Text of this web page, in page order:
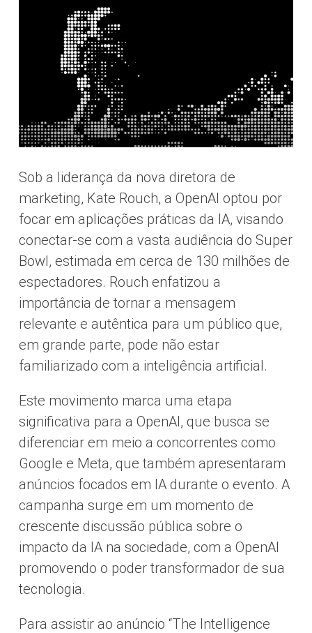
Sob a liderança da nova diretora de
marketing, Kate Rouch, a OpenAI optou por
focar em aplicações práticas da IA, visando
conectar-se com a vasta audiência do Super
Bowl, estimada em cerca de 130 milhões de
espectadores. Rouch enfatizou a
importância de tornar a mensagem
relevante e autêntica para um público que,
em grande parte, pode não estar
familiarizado com a inteligência artificial.
Este movimento marca uma etapa
significativa para a OpenAI, que busca se
diferenciar em meio a concorrentes como
Google e Meta, que também apresentaram
anúncios focados em IA durante o evento. A
campanha surge em um momento de
crescente discussão pública sobre o
impacto da IA na sociedade, com a OpenAI
promovendo o poder transformador de sua
tecnologia.
Para assistir ao anúncio “The Intelligence